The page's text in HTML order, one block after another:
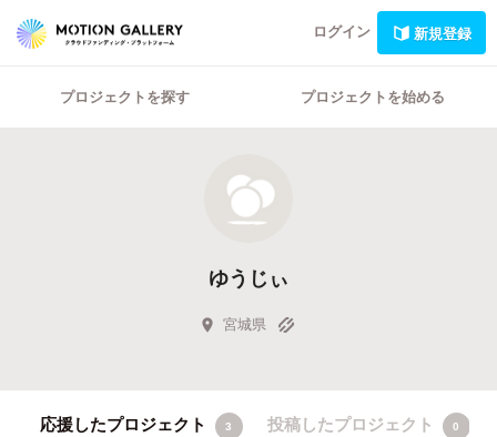
ログイン 新規登録
プロジェクトを探す プロジェクトを始める
ゆうじぃ
宮城県
応援したプロジェクト 3 投稿したプロジェクト 0